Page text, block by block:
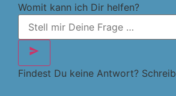
Womit kann ich Dir helfen?
Findest Du keine Antwort?